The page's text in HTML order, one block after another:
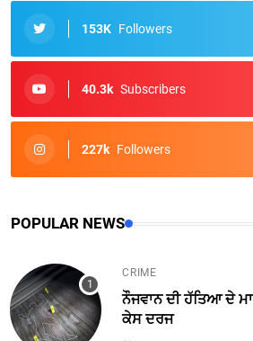
153K Followers
40.3k Subscribers
227k Followers
POPULAR NEWS
CRIME
ਨੌਜਵਾਨ ਦੀ ਹੱਤਿਆ ਦੇ
ਕੇਸ ਦਰਜ